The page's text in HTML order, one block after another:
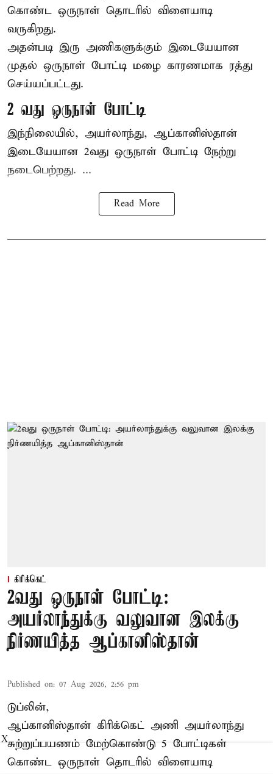
கொண்ட ஒருநாள் தொடரில் விளையாடி
வருகிறது.
அதன்படி இரு அணிகளுக்கும் இடையேயான
முதல் ஒருநாள் போட்டி மழை காரணமாக ரத்து
செய்யப்பட்டது.
2 வது ஒருநாள் போட்டி
இந்நிலையில், அயர்லாந்து, ஆப்கானிஸ்தான்
இடையேயான 2வது ஒருநாள் போட்டி நேற்று
நடைபெற்றது. ...
Read More
கிரிக்கெட்
2வது ஒருநாள் போட்டி:
அயர்லாந்துக்கு வலுவான இலக்கு
நிர்ணயித்த ஆப்கானிஸ்தான்
Published on: 07 Aug 2026, 2:56 pm
டுப்லின்,
ஆப்கானிஸ்தான் கிரிக்கெட் அணி அயர்லாந்து
சுற்றுப்பயணம் மேற்கொண்டு 5 போட்டிகள்
கொண்ட ஒருநாள் தொடரில் விளையாடி
X